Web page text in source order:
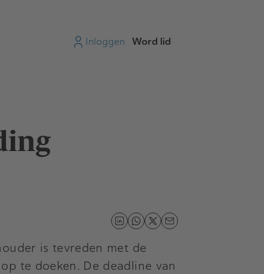
Inloggen Word lid
is tevreden met de
te doeken. De deadline van